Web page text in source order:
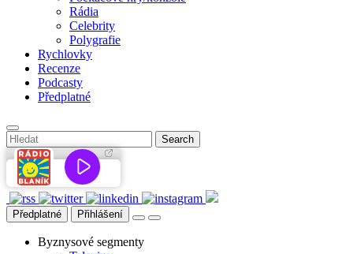
Rádia
Celebrity
Polygrafie
Rychlovky
Recenze
Podcasty
Předplatné
Předplatné Přihlášení
Byznysové segmenty